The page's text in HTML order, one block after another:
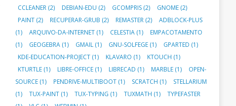
CCLEANER (2) DEBIAN-EDU (2) GCOMPRIS (2) GNOME (2)
PAINT (2) RECUPERAR-GRUB (2) REMASTER (2)
ADBLOCK-PLUS
(1)
ARQUIVO-DA-INTERNET (1) CELESTIA (1)
EMPACOTAMENTO
(1)
GEOGEBRA (1) GMAIL (1) GNU-SOLFEGE (1) GPARTED (1)
KDE-EDUCATION-PROJECT (1) KLAVARO (1) KTOUCH (1)
KTURTLE (1) LIBRE-OFFICE (1) LIBRECAD (1) MARBLE (1)
OPEN-
SOURCE (1) PENDRIVE-MULTIBOOT (1) SCRATCH (1)
STELLARIUM
(1)
TUX-PAINT (1) TUX-TYPING (1) TUXMATH (1)
TYPEFASTER